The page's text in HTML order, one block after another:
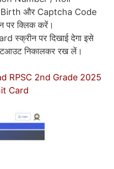
और Captcha Code
पर क्लिक करें।
स्क्रीन पर दिखाई देगा इसे
निकालकर रख लें।
RPSC 2nd Grade 2025
Card